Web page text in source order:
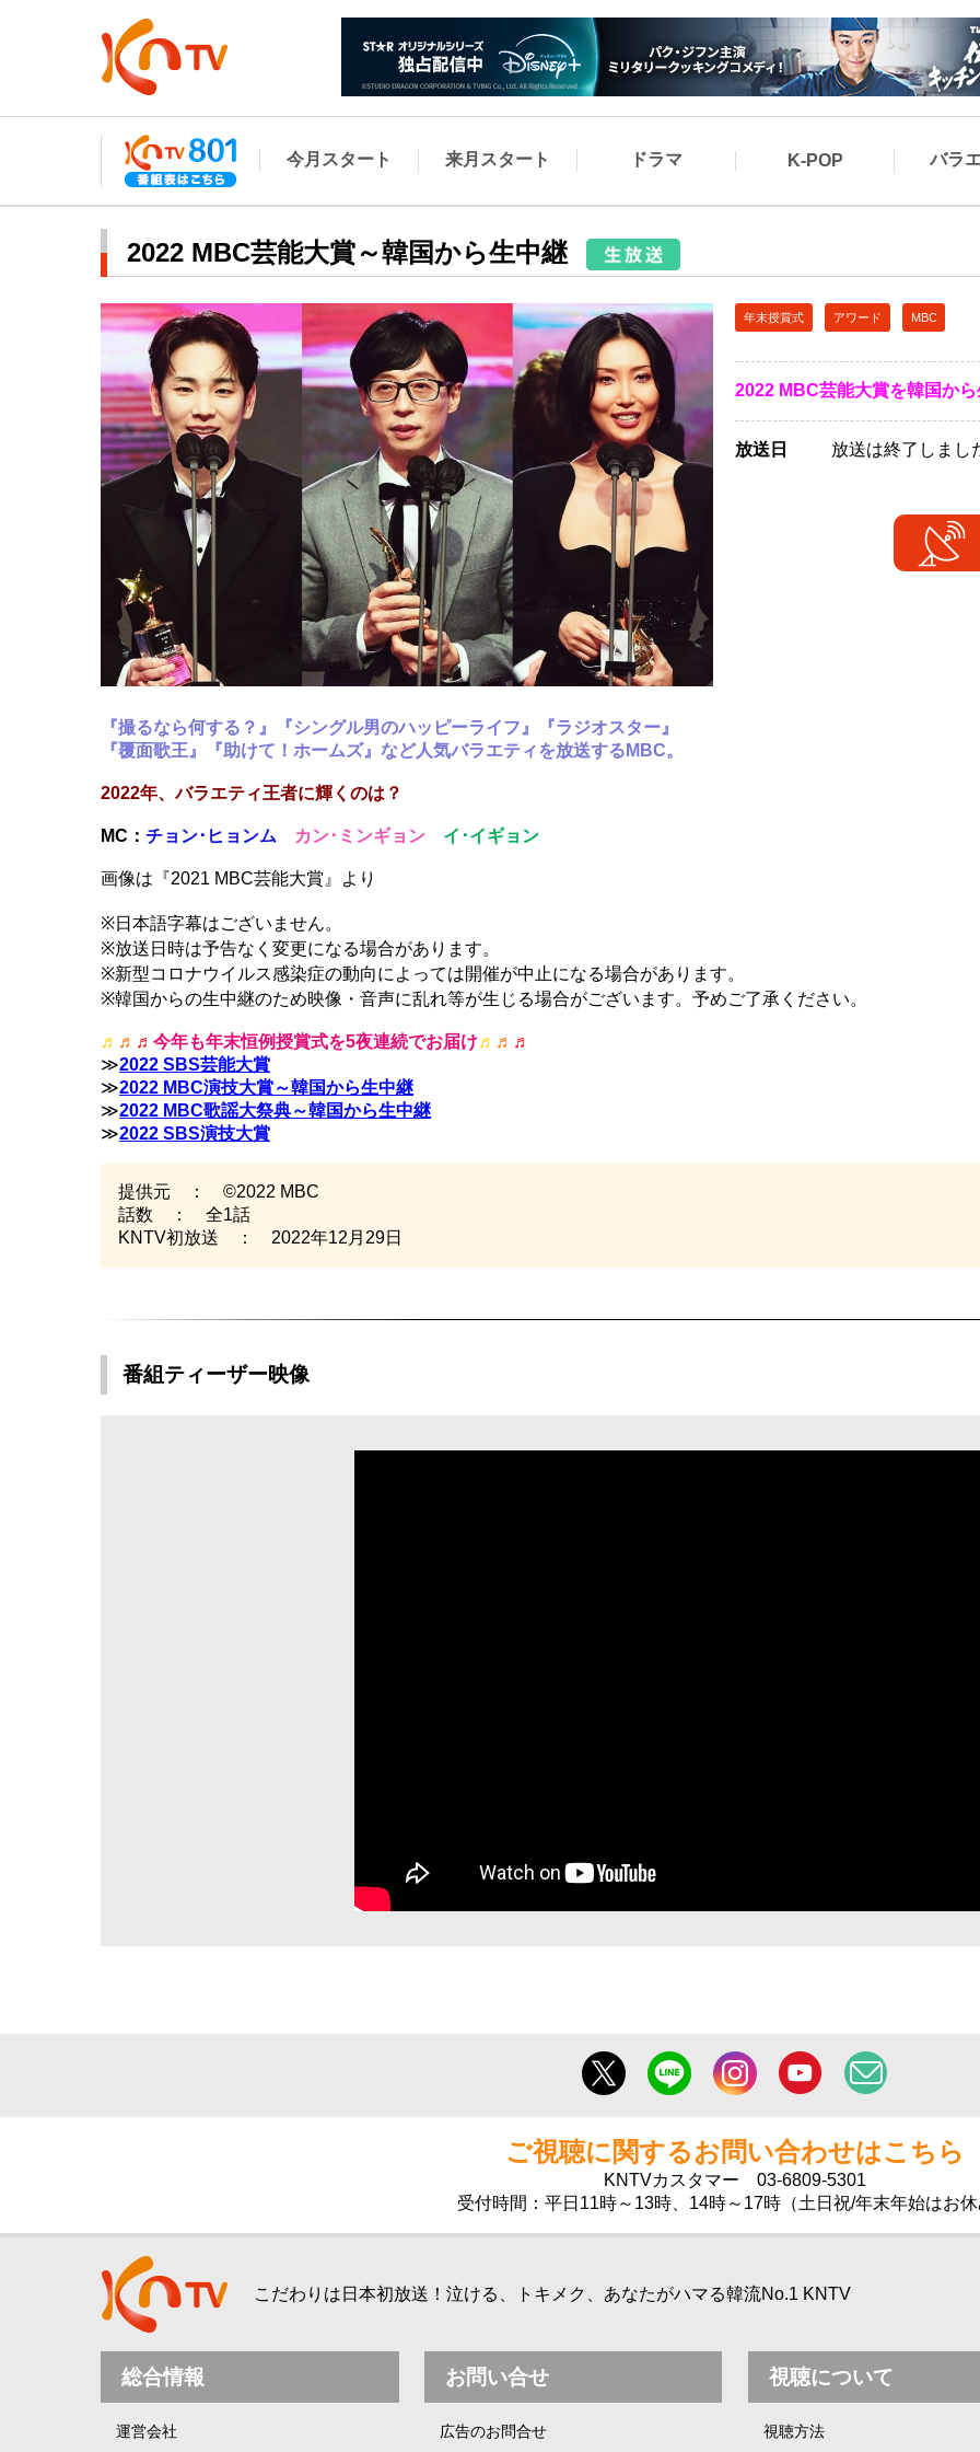
今月スタート 来月スタート ドラマ K-POP バラ
2022 MBC芸能大賞～韓国から生中継
年末授賞式 アワード MBC
2022 MBC芸能大賞を韓国か
放送日 放送は終了しまし
『撮るなら何する？』『シングル男のハッピーライフ』『ラジオスター』
『覆面歌王』『助けて！ホームズ』など人気バラエティを放送するMBC。
2022年、バラエティ王者に輝くのは？
MC： チョン･ヒョンム カン･ミンギョン イ･イギョン
画像は『2021 MBC芸能大賞』より
※日本語字幕はございません。
※放送日時は予告なく変更になる場合があります。
※新型コロナウイルス感染症の動向によっては開催が中止になる場合があります。
※韓国からの生中継のため映像・音声に乱れ等が生じる場合がございます。予めご了承ください。
♬ ♬ ♬ 今年も年末恒例授賞式を5夜連続でお届け♬ ♬ ♬
≫2022 SBS芸能大賞
≫2022 MBC演技大賞～韓国から生中継
≫2022 MBC歌謡大祭典～韓国から生中継
≫2022 SBS演技大賞
提供元 ： ©2022 MBC
話数 ： 全1話
KNTV初放送 ： 2022年12月29日
番組ティーザー映像
ご視聴に関するお問い合わせはこちら
KNTVカスタマー 03-6809-5301
受付時間：平日11時～13時、14時～17時（土日祝/年末年始はお
こだわりは日本初放送！泣ける、トキメク、あなたがハマる韓流No.1 KNTV
総合情報
運営会社
お問い合せ
広告のお問合せ
視聴について
視聴方法